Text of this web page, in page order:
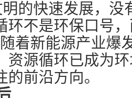
明的快速发展，没
环不是环保口号
着新能源产业爆
资源循环已成为
的前沿方向。